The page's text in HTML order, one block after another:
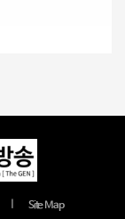
Site Map